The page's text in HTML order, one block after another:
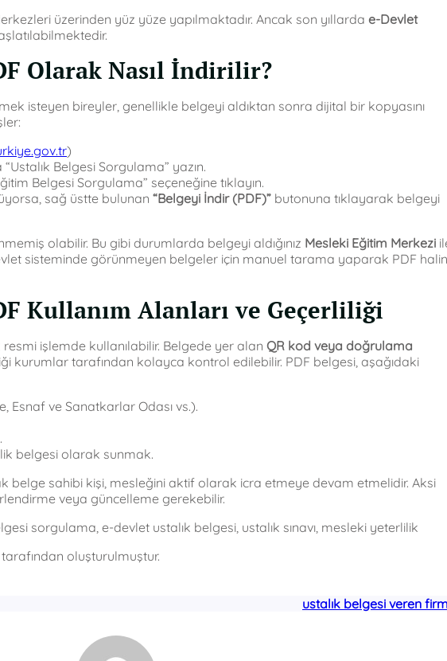
üzerinden yüz yüze yapılmaktadır. Ancak son yıllarda e-Devlet
Olarak Nasıl İndirilir?
isteyen bireyler, genellikle belgeyi aldıktan sonra dijital bir kopyasını
)
Belgesi Sorgulama” yazın.
Belgesi Sorgulama” seçeneğine tıklayın.
sağ üstte bulunan “Belgeyi İndir (PDF)” butonuna tıklayarak belgeyi
olabilir. Bu gibi durumlarda belgeyi aldığınız Mesleki Eğitim Merkezi
sisteminde görünmeyen belgeler için manuel tarama yaparak PDF
Kullanım Alanları ve Geçerliliği
işlemde kullanılabilir. Belgede yer alan QR kod veya doğrulama
kurumlar tarafından kolayca kontrol edilebilir. PDF belgesi, aşağıdaki
Esnaf ve Sanatkarlar Odası vs.).
.
belgesi olarak sunmak.
belge sahibi kişi, mesleğini aktif olarak icra etmeye devam etmelidir. Aksi
veya güncelleme gerekebilir.
sorgulama, e-devlet ustalık belgesi, ustalık sınavı, mesleki yeterlilik
tarafından oluşturulmuştur.
ustalık belgesi veren